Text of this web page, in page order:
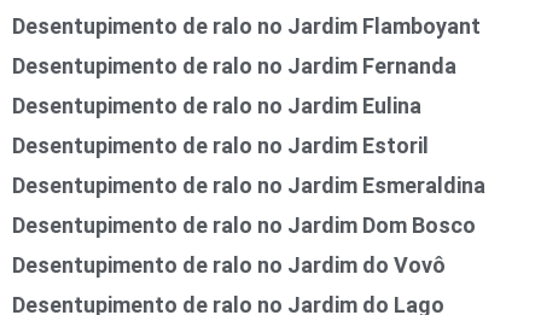
Desentupimento de ralo no Jardim Flamboyant
Desentupimento de ralo no Jardim Fernanda
Desentupimento de ralo no Jardim Eulina
Desentupimento de ralo no Jardim Estoril
Desentupimento de ralo no Jardim Esmeraldina
Desentupimento de ralo no Jardim Dom Bosco
Desentupimento de ralo no Jardim do Vovô
Desentupimento de ralo no Jardim do Lago